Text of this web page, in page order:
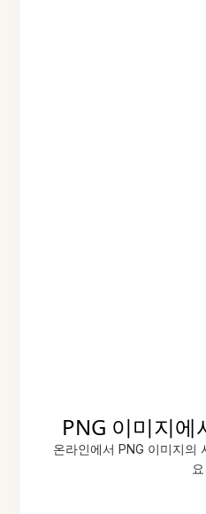
PNG 이미지에
온라인에서 PNG 이미지의
요